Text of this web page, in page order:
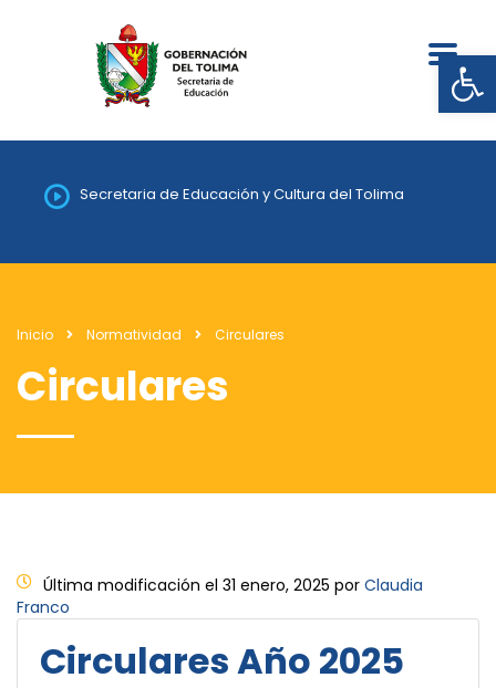
Secretaria de Educación y Cultura del Tolima
Inicio Normatividad Circulares
Circulares
Última modificación el 31 enero, 2025 por Claudia
Franco
Circulares Año 2025